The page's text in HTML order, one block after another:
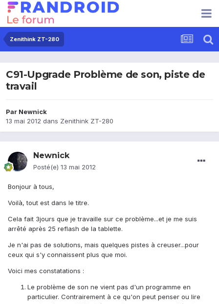
Zenithink ZT-280
C91-Upgrade Problème de son, piste de
travail
Par Newnick
13 mai 2012 dans Zenithink ZT-280
Newnick
Posté(e) 13 mai 2012
Bonjour à tous,
Voilà, tout est dans le titre.
Cela fait 3jours que je travaille sur ce problème...et je me suis
arrêté après 25 reflash de la tablette.
Je n'ai pas de solutions, mais quelques pistes à creuser...pour
ceux qui s'y connaissent plus que moi.
Voici mes constatations :
Le problème de son ne vient pas d'un programme en
particulier. Contrairement à ce qu'on peut penser ou lire